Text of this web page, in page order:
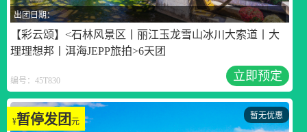
出团日期：
【彩云颂】<石林风景区丨丽江玉龙雪山冰川大索道丨大
理理想邦丨洱海JEPP旅拍>6天团
编号：45T830 立即预定
¥暂停发团 元
暂无优惠